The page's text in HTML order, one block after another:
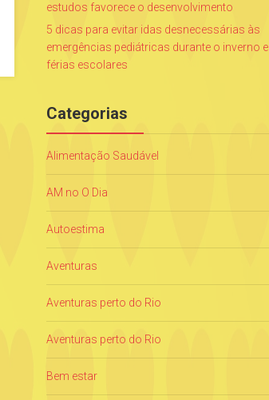
estudos favorece o desenvolvimento
5 dicas para evitar idas desnecessárias às
emergências pediátricas durante o inverno e
férias escolares
Categorias
Alimentação Saudável
AM no O Dia
Autoestima
Aventuras
Aventuras perto do Rio
Aventuras perto do Rio
Bem estar